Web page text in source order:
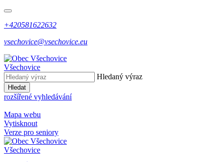
+420581622632
vsechovice@vsechovice.eu
Všechovice
Hledaný výraz
Hledat
rozšířené vyhledávání
Mapa webu
Vytisknout
Verze pro seniory
Všechovice